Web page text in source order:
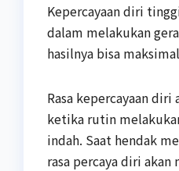
Kepercayaan diri
dalam melakukan
hasilnya bisa
Rasa kepercayaan diri
ketika rutin
indah. Saat hendak
rasa percaya diri